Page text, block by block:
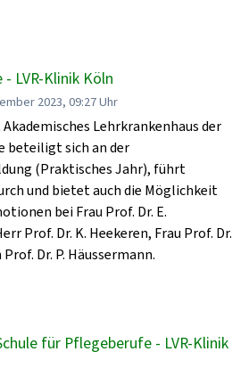
LVR-Klinik Köln
2023, 09:27 Uhr
Lehrkrankenhaus der
beteiligt sich an der
(Praktisches Jahr), führt
und bietet auch die Möglichkeit
bei Frau Prof. Dr. E.
Prof. Dr. K. Heekeren, Frau Prof. Dr.
Dr. P. Häussermann.
für Pflegeberufe - LVR-Klinik